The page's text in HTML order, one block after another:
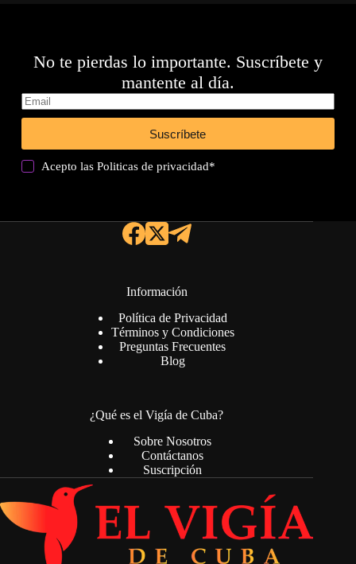
No te pierdas lo importante. Suscríbete y
mantente al día.
Suscríbete
Acepto lasPoliticas de privacidad*
Información
Política de Privacidad
Términos y Condiciones
Preguntas Frecuentes
Blog
¿Qué es el Vigía de Cuba?
Sobre Nosotros
Contáctanos
Suscripción